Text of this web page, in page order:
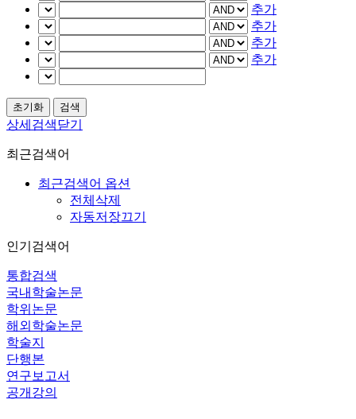
추가
추가
추가
추가
상세검색닫기
최근검색어
최근검색어 옵션
전체삭제
자동저장끄기
인기검색어
통합검색
국내학술논문
학위논문
해외학술논문
학술지
단행본
연구보고서
공개강의